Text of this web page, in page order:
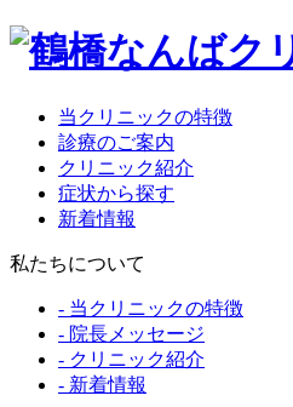
当クリニックの特徴
診療のご案内
クリニック紹介
症状から探す
新着情報
私たちについて
- 当クリニックの特徴
- 院長メッセージ
- クリニック紹介
- 新着情報